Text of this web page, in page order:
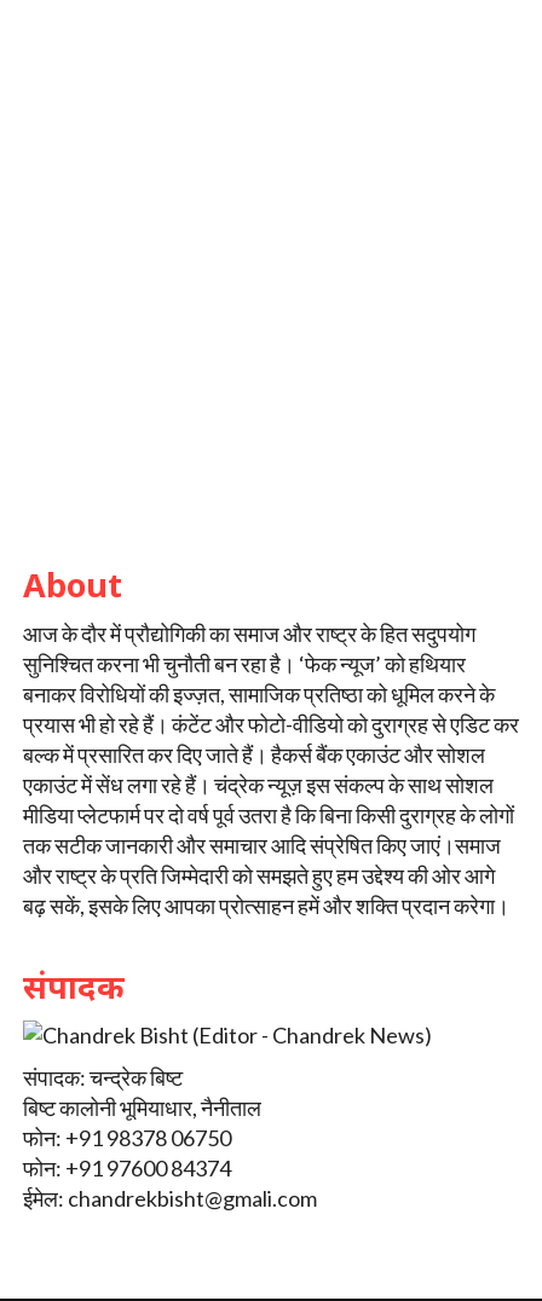
About
आज के दौर में प्रौद्योगिकी का समाज और राष्ट्र के हित सदुपयोग
सुनिश्चित करना भी चुनौती बन रहा है। ‘फेक न्यूज’ को हथियार
बनाकर विरोधियों की इज्ज़त, सामाजिक प्रतिष्ठा को धूमिल करने के
प्रयास भी हो रहे हैं। कंटेंट और फोटो-वीडियो को दुराग्रह से एडिट कर
बल्क में प्रसारित कर दिए जाते हैं। हैकर्स बैंक एकाउंट और सोशल
एकाउंट में सेंध लगा रहे हैं। चंद्रेक न्यूज़ इस संकल्प के साथ सोशल
मीडिया प्लेटफार्म पर दो वर्ष पूर्व उतरा है कि बिना किसी दुराग्रह के लोगों
तक सटीक जानकारी और समाचार आदि संप्रेषित किए जाएं।समाज
और राष्ट्र के प्रति जिम्मेदारी को समझते हुए हम उद्देश्य की ओर आगे
बढ़ सकें, इसके लिए आपका प्रोत्साहन हमें और शक्ति प्रदान करेगा।
संपादक
संपादक: चन्द्रेक बिष्ट
बिष्ट कालोनी भूमियाधार, नैनीताल
फोन: +91 98378 06750
फोन: +91 97600 84374
ईमेल: chandrekbisht@gmali.com